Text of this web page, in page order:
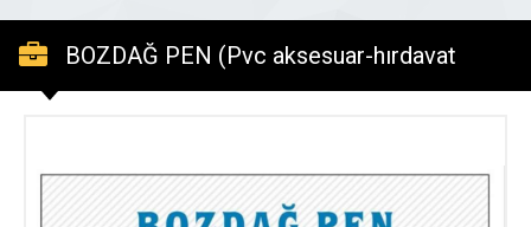
BOZDAĞ PEN (Pvc aksesuar-hırdavat